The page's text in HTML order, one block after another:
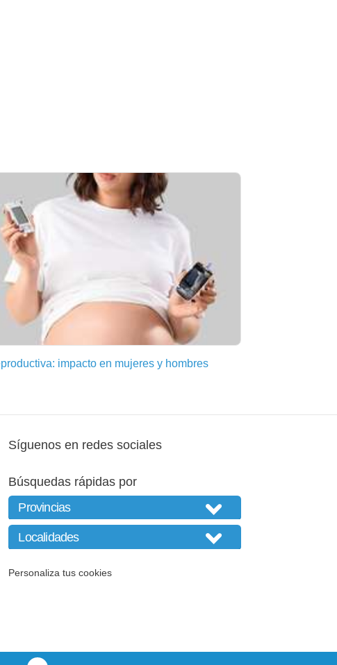
impacto en mujeres y hombres
Síguenos en redes sociales
Búsquedas rápidas por
Personaliza tus cookies